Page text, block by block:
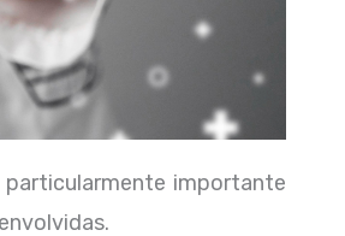
particularmente importante